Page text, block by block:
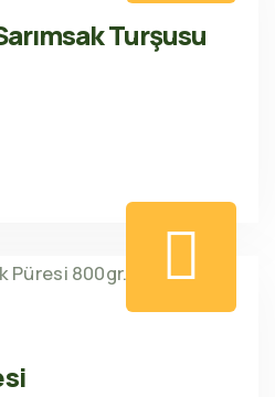
Turşusu